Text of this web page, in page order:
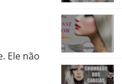
Ele não